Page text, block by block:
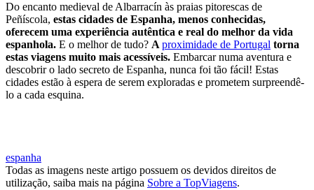
Do encanto medieval de Albarracín às praias pitorescas de
Peñíscola, estas cidades de Espanha, menos conhecidas,
oferecem uma experiência autêntica e real do melhor da vida
espanhola. E o melhor de tudo? A proximidade de Portugal torna
estas viagens muito mais acessíveis. Embarcar numa aventura e
descobrir o lado secreto de Espanha, nunca foi tão fácil! Estas
cidades estão à espera de serem exploradas e prometem surpreendê-
lo a cada esquina.
espanha
Todas as imagens neste artigo possuem os devidos direitos de
utilização, saiba mais na página Sobre a TopViagens.